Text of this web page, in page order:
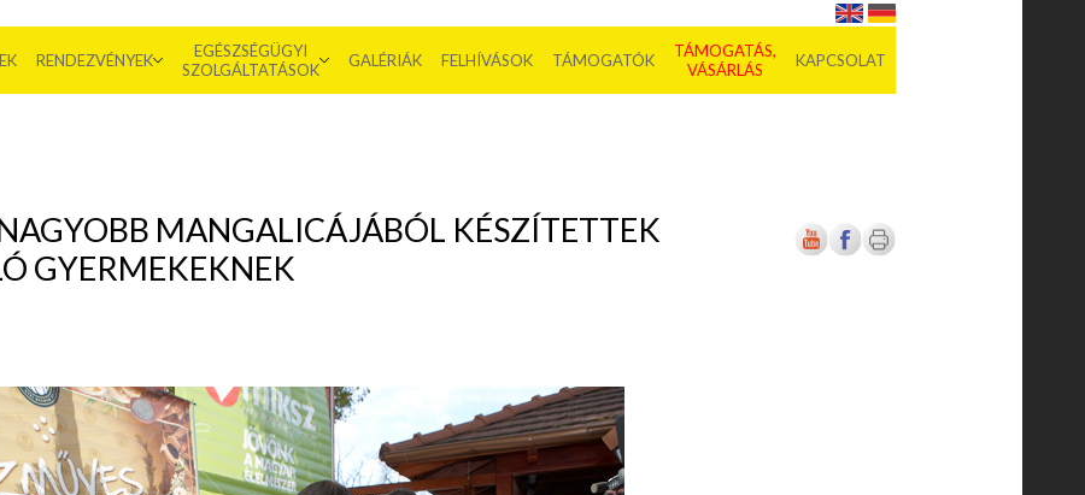
RENDEZVÉNYEK
EGÉSZSÉGÜGYI
SZOLGÁLTATÁSOK
GALÉRIÁK FELHÍVÁSOK TÁMOGATÓK
TÁMOGATÁS,
VÁSÁRLÁS
KAPCSOLAT
MANGALICÁJÁBÓL KÉSZÍTETTEK
GYERMEKEKNEK